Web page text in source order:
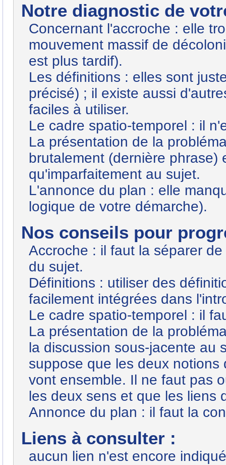
Notre diagnostic de
Concernant l'accroche : elle
mouvement massif de
est plus tardif).
Les définitions : elles sont
précisé) ; il existe aussi
faciles à utiliser.
Le cadre spatio-temporel : il
La présentation de la
brutalement (dernière phrase)
qu'imparfaitement au sujet.
L'annonce du plan : elle
logique de votre démarche).
Nos conseils pour
Accroche : il faut la séparer
du sujet.
Définitions : utiliser des
facilement intégrées dans
Le cadre spatio-temporel : il
La présentation de la
la discussion sous-jacente au
suppose que les deux
vont ensemble. Il ne faut pas
les deux sens et que les liens
Annonce du plan : il faut la
Liens à consulter :
aucun lien n'est encore